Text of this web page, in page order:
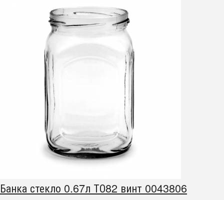
Банка стекло 0.67л ТО82 винт 0043806